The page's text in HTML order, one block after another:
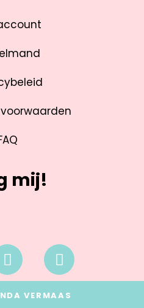
mij!
VERMAAS